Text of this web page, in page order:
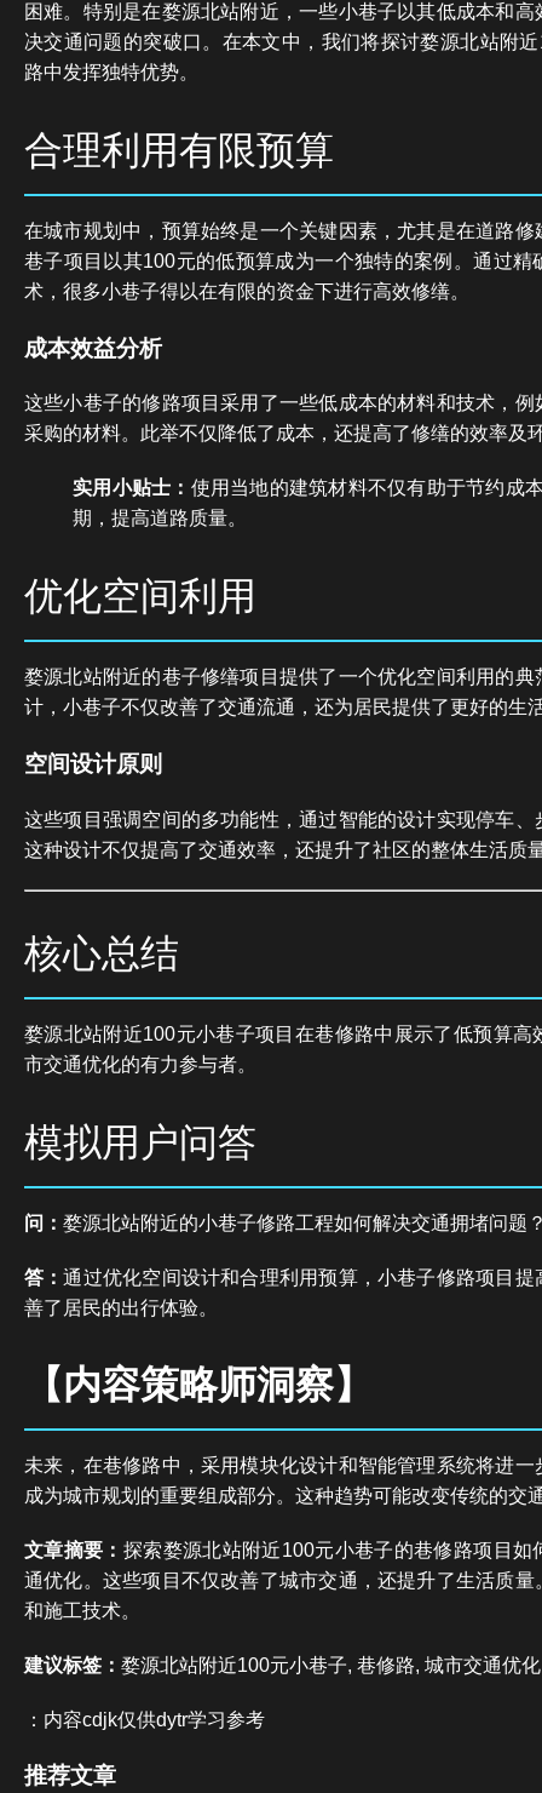
困难。特别是在婺源北站附近，一些小巷子以其低成本和
决交通问题的突破口。在本文中，我们将探讨婺源北站附
路中发挥独特优势。
合理利用有限预算
在城市规划中，预算始终是一个关键因素，尤其是在道路
巷子项目以其100元的低预算成为一个独特的案例。通过精
术，很多小巷子得以在有限的资金下进行高效修缮。
成本效益分析
这些小巷子的修路项目采用了一些低成本的材料和技术，
采购的材料。此举不仅降低了成本，还提高了修缮的效率及
实用小贴士： 使用当地的建筑材料不仅有助于节约成
期，提高道路质量。
优化空间利用
婺源北站附近的巷子修缮项目提供了一个优化空间利用的
计，小巷子不仅改善了交通流通，还为居民提供了更好的生
空间设计原则
这些项目强调空间的多功能性，通过智能的设计实现停车
这种设计不仅提高了交通效率，还提升了社区的整体生活质
核心总结
婺源北站附近100元小巷子项目在巷修路中展示了低预算高
市交通优化的有力参与者。
模拟用户问答
问： 婺源北站附近的小巷子修路工程如何解决交通拥堵问题
答：通过优化空间设计和合理利用预算，小巷子修路项目
善了居民的出行体验。
【内容策略师洞察】
未来，在巷修路中，采用模块化设计和智能管理系统将进
成为城市规划的重要组成部分。这种趋势可能改变传统的交
文章摘要： 探索婺源北站附近100元小巷子的巷修路项目如
通优化。这些项目不仅改善了城市交通，还提升了生活质
和施工技术。
建议标签： 婺源北站附近100元小巷子, 巷修路, 城市交通优
：内容cdjk仅供dytr学习参考
推荐文章